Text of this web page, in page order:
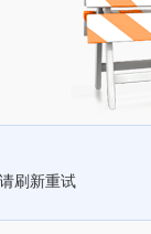
刷新重试